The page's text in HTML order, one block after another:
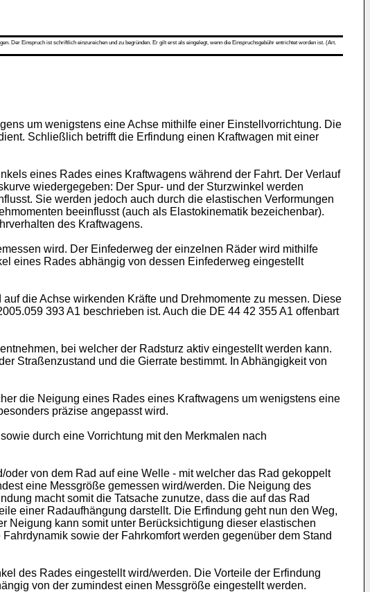
Der Einspruch ist schriftlich einzureichen und zu begründen. Er gilt erst als eingelegt, wenn die Einspruchsgebühr entrichtet worden ist. (Art.
um wenigstens eine Achse mithilfe einer Einstellvorrichtung. Die
Schließlich betrifft die Erfindung einen Kraftwagen mit einer
eines Rades eines Kraftwagens während der Fahrt. Der Verlauf
wiedergegeben: Der Spur- und der Sturzwinkel werden
Sie werden jedoch auch durch die elastischen Verformungen
beeinflusst (auch als Elastokinematik bezeichenbar).
des Kraftwagens.
wird. Der Einfederweg der einzelnen Räder wird mithilfe
eines Rades abhängig von dessen Einfederweg eingestellt
die Achse wirkenden Kräfte und Drehmomente zu messen. Diese
393 A1 beschrieben ist. Auch die DE 44 42 355 A1 offenbart
bei welcher der Radsturz aktiv eingestellt werden kann.
Straßenzustand und die Gierrate bestimmt. In Abhängigkeit von
die Neigung eines Rades eines Kraftwagens um wenigstens eine
präzise angepasst wird.
durch eine Vorrichtung mit den Merkmalen nach
von dem Rad auf eine Welle - mit welcher das Rad gekoppelt
eine Messgröße gemessen wird/werden. Die Neigung des
macht somit die Tatsache zunutze, dass die auf das Rad
einer Radaufhängung darstellt. Die Erfindung geht nun den Weg,
Neigung kann somit unter Berücksichtigung dieser elastischen
sowie der Fahrkomfort werden gegenüber dem Stand
des Rades eingestellt wird/werden. Die Vorteile der Erfindung
von der zumindest einen Messgröße eingestellt werden.